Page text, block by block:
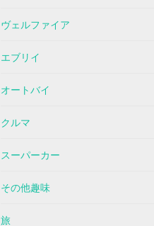
ヴェルファイア
エブリイ
オートバイ
クルマ
スーパーカー
その他趣味
旅